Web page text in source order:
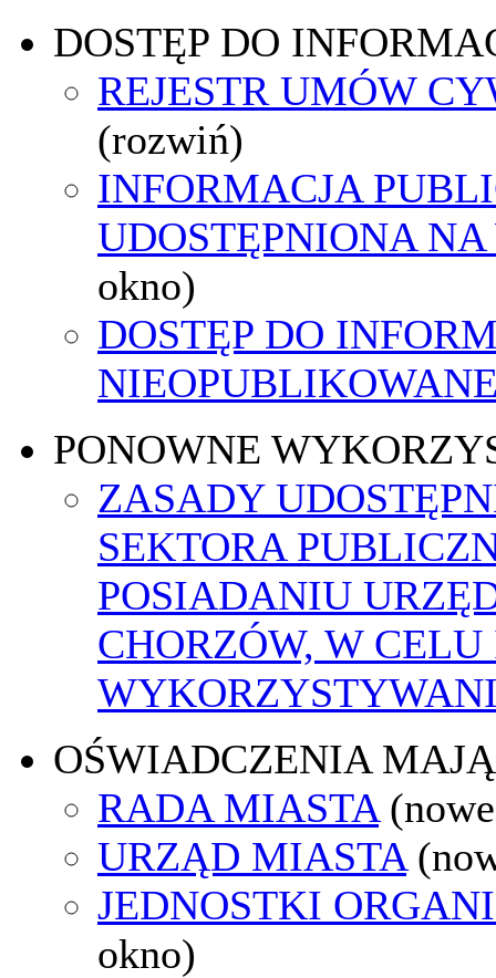
DOSTĘP DO
REJESTR UMÓW
(rozwiń)
INFORMACJA
UDOSTĘPNIONA
okno)
DOSTĘP DO
PONOWNE
ZASADY
SEKTORA
POSIADANIU
CHORZÓW, W
OŚWIADCZENIA
RADA MIASTA
URZĄD MIASTA
JEDNOSTKI
okno)